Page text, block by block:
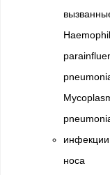
носа